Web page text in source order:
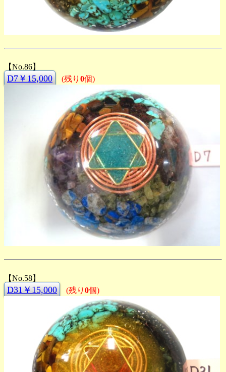
【No.86】
D7￥15,000 (残り 0個)
【No.58】
D31￥15,000 (残り 0個)